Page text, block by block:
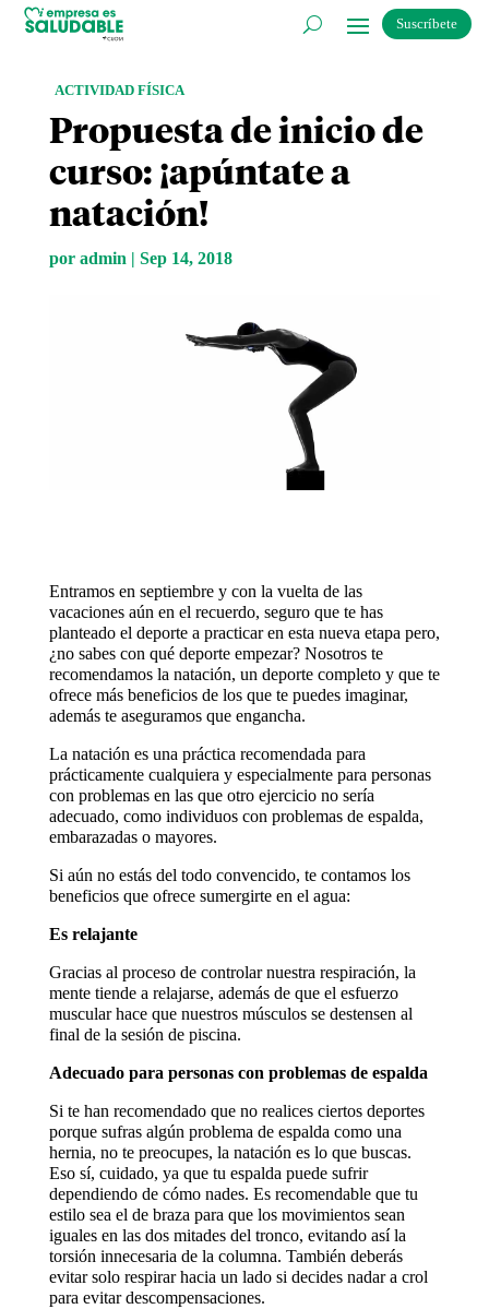
Suscríbete
ACTIVIDAD FÍSICA
Propuesta de inicio de
curso: ¡apúntate a
natación!
por admin | Sep 14, 2018
Entramos en septiembre y con la vuelta de las
vacaciones aún en el recuerdo, seguro que te has
planteado el deporte a practicar en esta nueva etapa pero,
¿no sabes con qué deporte empezar? Nosotros te
recomendamos la natación, un deporte completo y que te
ofrece más beneficios de los que te puedes imaginar,
además te aseguramos que engancha.
La natación es una práctica recomendada para
prácticamente cualquiera y especialmente para personas
con problemas en las que otro ejercicio no sería
adecuado, como individuos con problemas de espalda,
embarazadas o mayores.
Si aún no estás del todo convencido, te contamos los
beneficios que ofrece sumergirte en el agua:
Es relajante
Gracias al proceso de controlar nuestra respiración, la
mente tiende a relajarse, además de que el esfuerzo
muscular hace que nuestros músculos se destensen al
final de la sesión de piscina.
Adecuado para personas con problemas de espalda
Si te han recomendado que no realices ciertos deportes
porque sufras algún problema de espalda como una
hernia, no te preocupes, la natación es lo que buscas.
Eso sí, cuidado, ya que tu espalda puede sufrir
dependiendo de cómo nades. Es recomendable que tu
estilo sea el de braza para que los movimientos sean
iguales en las dos mitades del tronco, evitando así la
torsión innecesaria de la columna. También deberás
evitar solo respirar hacia un lado si decides nadar a crol
para evitar descompensaciones.